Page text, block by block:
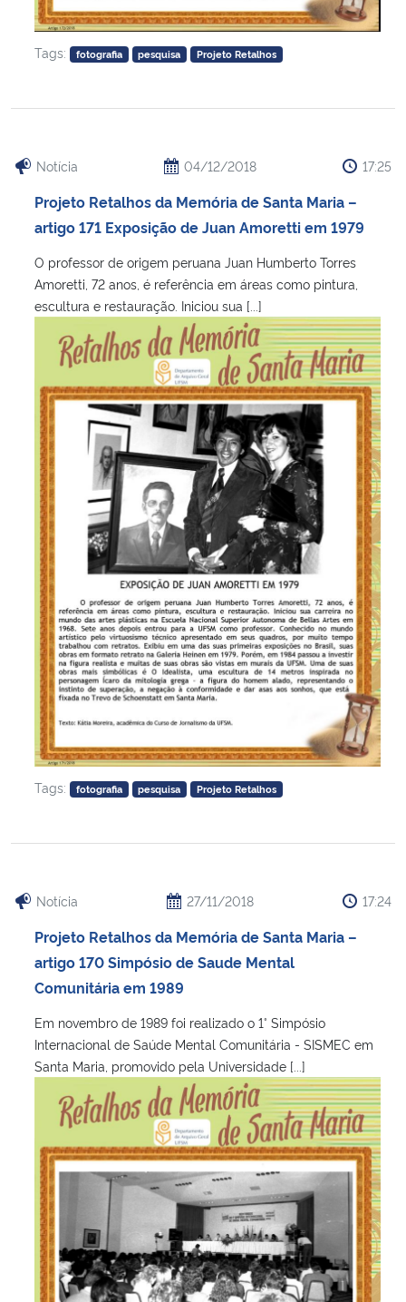
Tags: fotografia pesquisa Projeto Retalhos
Notícia 04/12/2018 17:25
Projeto Retalhos da Memória de Santa Maria –
artigo 171 Exposição de Juan Amoretti em 1979
O professor de origem peruana Juan Humberto Torres
Amoretti, 72 anos, é referência em áreas como pintura,
escultura e restauração. Iniciou sua [...]
Tags: fotografia pesquisa Projeto Retalhos
Notícia 27/11/2018 17:24
Projeto Retalhos da Memória de Santa Maria –
artigo 170 Simpósio de Saude Mental
Comunitária em 1989
Em novembro de 1989 foi realizado o 1° Simpósio
Internacional de Saúde Mental Comunitária - SISMEC em
Santa Maria, promovido pela Universidade [...]